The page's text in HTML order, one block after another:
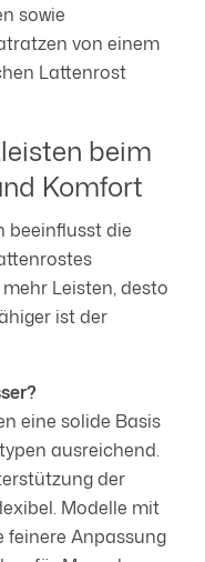
sowie
von einem
Lattenrost
beim
Komfort
beeinflusst die
Leisten, desto
ist der
eine solide Basis
ausreichend.
der
Modelle mit
feinere Anpassung